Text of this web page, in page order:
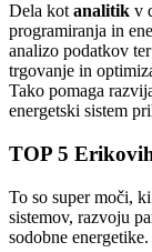
Dela kot analitik v
programiranja in
analizo podatkov
trgovanje in
Tako pomaga
energetski sistem
TOP 5
To so super moči,
sistemov, razvoju
sodobne energetike.